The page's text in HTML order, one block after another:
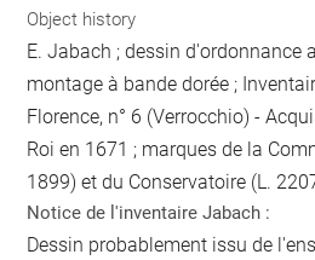
Object history
E. Jabach ; dessin d'ordonnance
montage à bande dorée ;
Florence, n° 6 (Verrocchio) -
Roi en 1671 ; marques de la
1899) et du Conservatoire (L.
Notice de l'inventaire Jabach :
Dessin probablement issu de